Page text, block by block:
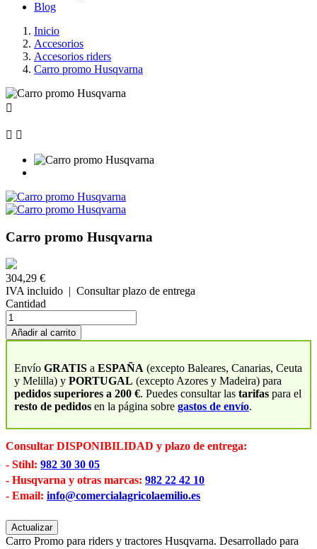
Blog
Inicio
Accesorios
Accesorios riders
Carro promo Husqvarna

 
Carro promo Husqvarna
304,29 €
IVA incluido | Consultar plazo de entrega
Cantidad
Añadir al carrito
Envío GRATIS a ESPAÑA (excepto Baleares, Canarias, Ceuta
y Melilla) y PORTUGAL (excepto Azores y Madeira) para
pedidos superiores a 200 €. Puedes consultar las tarifas para el
resto de pedidos en la página sobre gastos de envío.
Consultar DISPONIBILIDAD y plazo de entrega:
- Stihl: 982 30 30 05
- Husqvarna y otras marcas: 982 22 42 10
- Email: info@comercialagricolaemilio.es
Carro Promo para riders y tractores Husqvarna. Desarrollado para